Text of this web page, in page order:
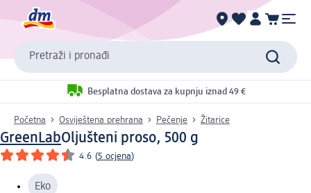
Pretraži i pronađi
Besplatna dostava za kupnju iznad 49 €
Početna Osviještena prehrana Pečenje Žitarice
GreenLabOljušteni proso, 500 g
4.6 (5 ocjena)
Eko